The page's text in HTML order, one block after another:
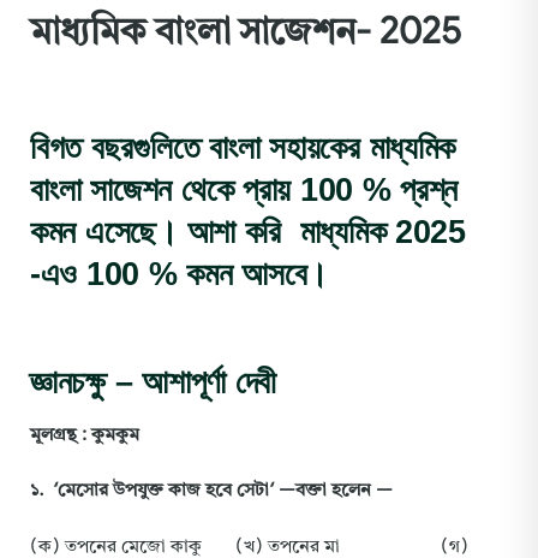
মাধ্যমিক বাংলা সাজেশন- 2025
বিগত বছরগুলিতে বাংলা সহায়কের মাধ্যমিক
বাংলা সাজেশন থেকে প্রায় 100 % প্রশ্ন
কমন এসেছে। আশা করি মাধ্যমিক 2025
-এও 100 % কমন আসবে।
জ্ঞানচক্ষু–আশাপূর্ণা দেবী
মূলগ্রন্থ:কুমকুম
১. ‘মেসোর উপযুক্ত কাজ হবে সেটা‘ —বক্তা হলেন—
(ক) তপনের মেজো কাকু (খ) তপনের মা (গ)